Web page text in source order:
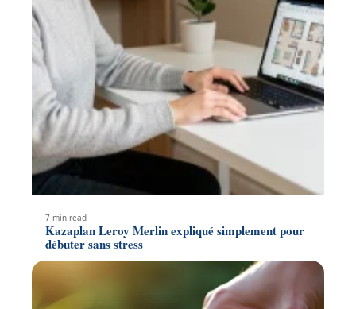
7 min read
Kazaplan Leroy Merlin expliqué simplement pour
débuter sans stress